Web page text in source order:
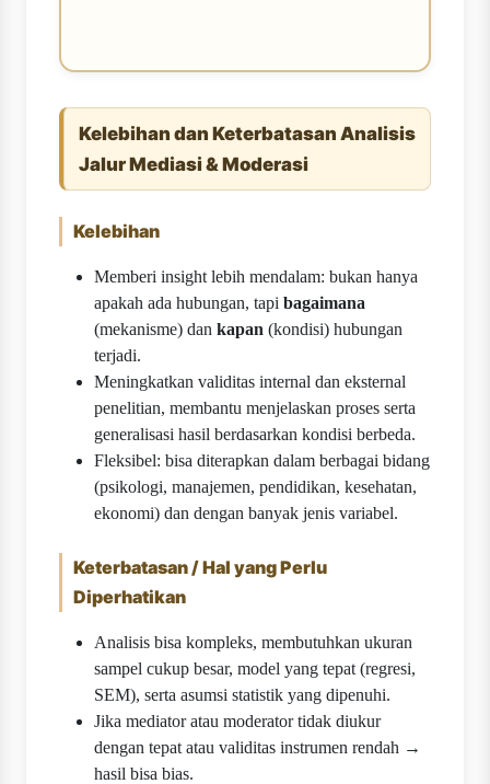
Kelebihan dan Keterbatasan Analisis
Jalur Mediasi & Moderasi
Kelebihan
Memberi insight lebih mendalam: bukan hanya
apakah ada hubungan, tapi bagaimana
(mekanisme) dan kapan (kondisi) hubungan
terjadi.
Meningkatkan validitas internal dan eksternal
penelitian, membantu menjelaskan proses serta
generalisasi hasil berdasarkan kondisi berbeda.
Fleksibel: bisa diterapkan dalam berbagai bidang
(psikologi, manajemen, pendidikan, kesehatan,
ekonomi) dan dengan banyak jenis variabel.
Keterbatasan / Hal yang Perlu
Diperhatikan
Analisis bisa kompleks, membutuhkan ukuran
sampel cukup besar, model yang tepat (regresi,
SEM), serta asumsi statistik yang dipenuhi.
Jika mediator atau moderator tidak diukur
dengan tepat atau validitas instrumen rendah →
hasil bisa bias.